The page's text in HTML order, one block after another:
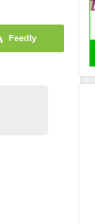
Feedly